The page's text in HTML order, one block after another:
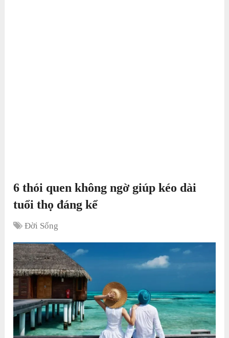
6 thói quen không ngờ giúp kéo dài
tuổi thọ đáng kể
Đời Sống